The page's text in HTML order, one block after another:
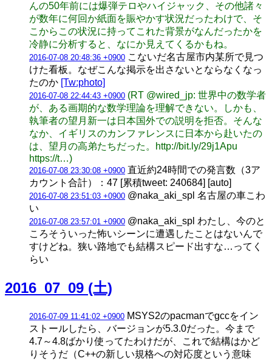
んの50年前には爆弾テロやハイジャック、その他諸々
が数年に何回か紙面を賑やかす状況だったわけで、そ
こからこの状況に持ってこれた背景がなんだったかを
冷静に分析すると、なにか見えてくるかもね。
2016-07-08 20:48:36 +0900 こないだ名古屋市内某所で見つ
けた看板。なぜこんな掲示を出さないとならなくなっ
たのか [Tw:photo]
2016-07-08 22:44:43 +0900 (RT @wired_jp: 世界中の数学者
が、ある画期的な数学理論を理解できない。しかも、
執筆者の望月新一は日本国外での説明を拒否。そんな
なか、イギリスのカンファレンスに日本から赴いたの
は、望月の高弟たちだった。http://bit.ly/29j1Apu
https://t…)
2016-07-08 23:30:08 +0900 直近約24時間での発言数（3ア
カウント合計）：47 [累積tweet: 240684] [auto]
2016-07-08 23:51:03 +0900 @naka_aki_spl 名古屋の車こわ
い
2016-07-08 23:57:01 +0900 @naka_aki_spl わたし、今のと
ころそういった怖いシーンに遭遇したことはないんで
すけどね。狭い路地でも結構スピード出すな…ってく
らい
2016_07_09 (土)
2016-07-09 11:41:02 +0900 MSYS2のpacmanでgccをイン
ストールしたら、バージョンが5.3.0だった。今まで
4.7～4.8ばかり使ってたわけだが、これで結構はかど
りそうだ（C++の新しい規格への対応度という意味